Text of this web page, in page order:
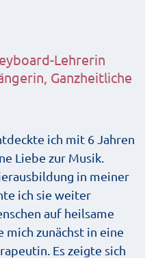
Lehrerin
Ganzheitliche
ich mit 6 Jahren
Liebe zur Musik.
in meiner
ich sie weiter
auf heilsame
zunächst in eine
Es zeigte sich